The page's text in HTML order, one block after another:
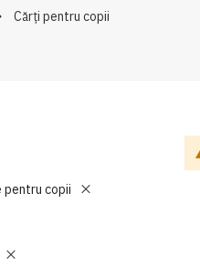
Cărți pentru copii
pentru copii